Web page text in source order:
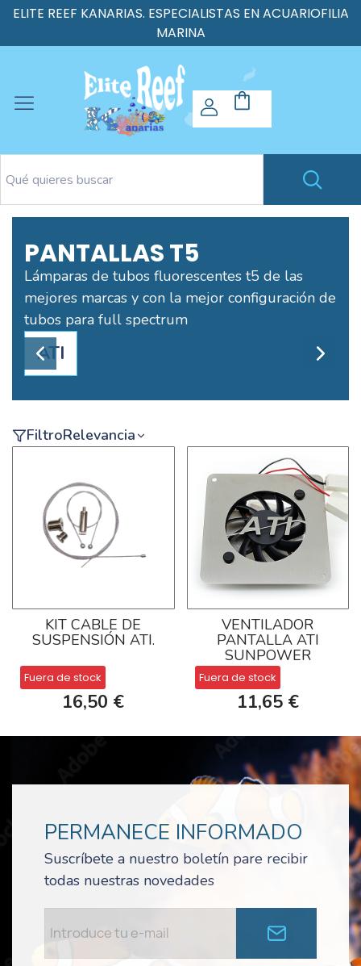
ELITE REEF KANARIAS. ESPECIALISTAS EN ACUARIOFILIA
MARINA
PANTALLAS T5
Lámparas de tubos fluorescentes t5 de las
mejores marcas y con la mejor configuración de
tubos para full spectrum
ATI
FiltroRelevancia
KIT CABLE DE
SUSPENSIÓN ATI.
Fuera de stock
16,50 €
VENTILADOR
PANTALLA ATI
SUNPOWER
Fuera de stock
11,65 €
PERMANECE INFORMADO
Suscríbete a nuestro boletín pare recibir
todas nuestras novedades